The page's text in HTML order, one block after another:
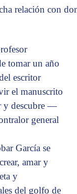
relación con
tomar un año
escritor
el manuscrito
y descubre —
general
García se
amar y
y
del golfo de